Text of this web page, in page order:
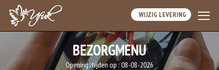
WIJZIG LEVERING
BEZORGMENU
Openingstijden op : 08-08-2026